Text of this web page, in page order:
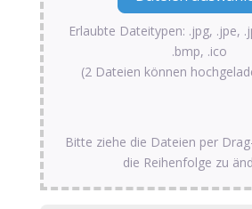
Erlaubte Dateitypen: .jpg, .jpe,
.bmp, .ico
(2 Dateien können
Bitte ziehe die Dateien per
die Reihenfolge zu